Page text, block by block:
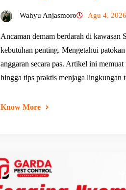
Wahyu Anjasmoro Agu 4, 2026
Ancaman demam berdarah di kawasan
kebutuhan penting. Mengetahui
anggaran secara pas. Artikel ini
hingga tips praktis menjaga lingkungan
Know More